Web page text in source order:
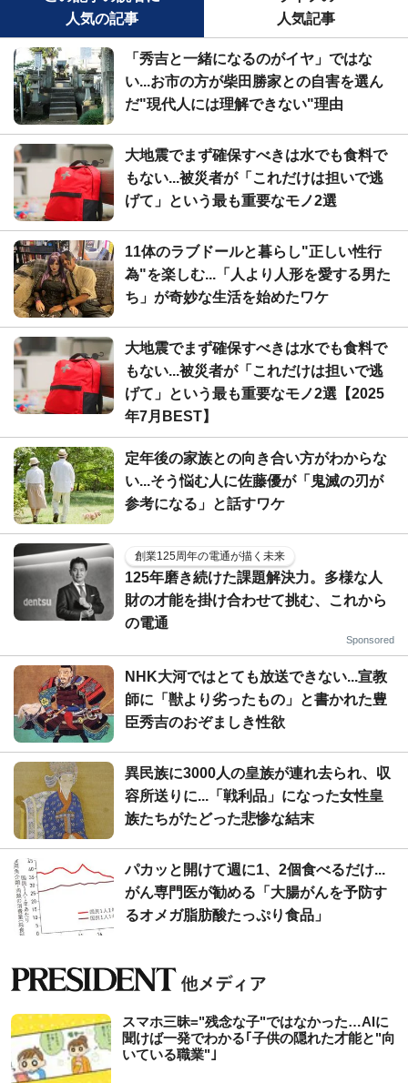
人気の記事
人気記事
「秀吉と一緒になるのがイヤ」ではな
い...お市の方が柴田勝家との自害を選ん
だ"現代人には理解できない"理由
大地震でまず確保すべきは水でも食料で
もない...被災者が「これだけは担いで逃
げて」という最も重要なモノ2選
11体のラブドールと暮らし"正しい性行
為"を楽しむ...「人より人形を愛する男た
ち」が奇妙な生活を始めたワケ
大地震でまず確保すべきは水でも食料で
もない...被災者が「これだけは担いで逃
げて」という最も重要なモノ2選【2025
年7月BEST】
定年後の家族との向き合い方がわからな
い...そう悩む人に佐藤優が「鬼滅の刃が
参考になる」と話すワケ
創業125周年の電通が描く未来
125年磨き続けた課題解決力。多様な人
財の才能を掛け合わせて挑む、これから
の電通
Sponsored
NHK大河ではとても放送できない...宣教
師に「獣より劣ったもの」と書かれた豊
臣秀吉のおぞましき性欲
異民族に3000人の皇族が連れ去られ、収
容所送りに...「戦利品」になった女性皇
族たちがたどった悲惨な結末
パカッと開けて週に1、2個食べるだけ...
がん専門医が勧める「大腸がんを予防す
るオメガ脂肪酸たっぷり食品」
スマホ三昧="残念な子"ではなかった…AIに
聞けば一発でわかる｢子供の隠れた才能と"向
いている職業"｣